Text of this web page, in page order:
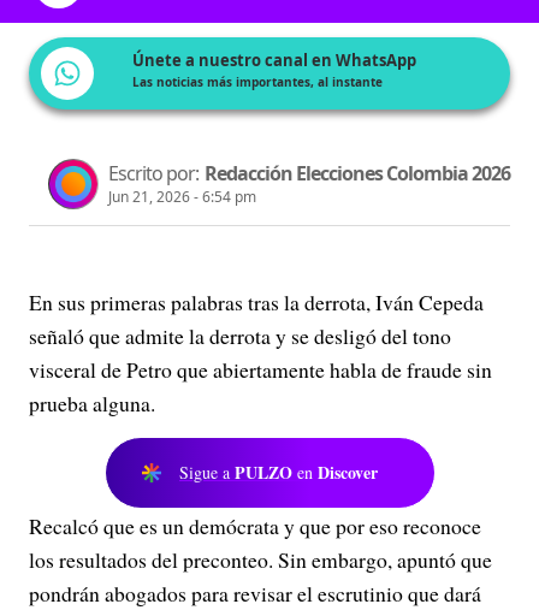
Únete a nuestro canal en WhatsApp
Las noticias más importantes, al instante
Escrito por: Redacción Elecciones Colombia 2026
Jun 21, 2026 - 6:54 pm
En sus primeras palabras tras la derrota, Iván Cepeda
señaló que admite la derrota y se desligó del tono
visceral de Petro que abiertamente habla de fraude sin
prueba alguna.
Sigue a PULZO en Discover
Recalcó que es un demócrata y que por eso reconoce
los resultados del preconteo. Sin embargo, apuntó que
pondrán abogados para revisar el escrutinio que dará